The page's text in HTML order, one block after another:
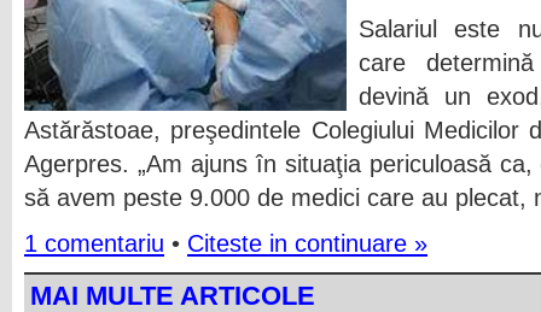
Salariul este
care
devină un
Astărăstoae, preşedintele Colegiului Medicilor
Agerpres. „Am ajuns în situaţia periculoasă
să avem peste 9.000 de medici care au plecat,
1 comentariu • Citeste in continuare »
MAI MULTE ARTICOLE